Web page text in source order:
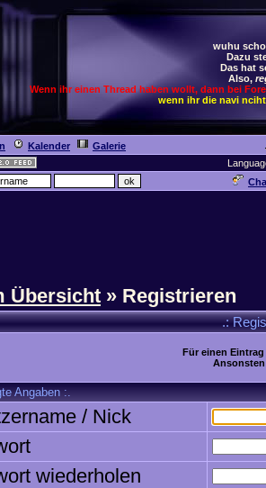
wuhu
Dazu
Das hat
Also,
Wenn ihr einen Thread haben wollt, dann bei
wenn ihr die navi
Kalender
Galerie
Übersicht » Registrieren
.:
Für einen
Angaben :.
/ Nick
wiederholen